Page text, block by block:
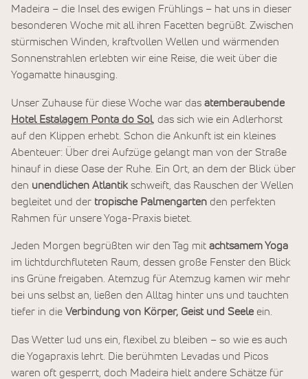
Madeira – die Insel des ewigen Frühlings – hat uns in dieser
besonderen Woche mit all ihren Facetten begrüßt. Zwischen
stürmischen Winden, kraftvollen Wellen und wärmenden
Sonnenstrahlen erlebten wir eine Reise, die weit über die
Yogamatte hinausging.
Unser Zuhause für diese Woche war das atemberaubende
Hotel Estalagem Ponta do Sol, das sich wie ein Adlerhorst
auf den Klippen erhebt. Schon die Ankunft ist ein kleines
Abenteuer: Über drei Aufzüge gelangt man von der Straße
hinauf in diese Oase der Ruhe. Ein Ort, an dem der Blick über
den unendlichen Atlantik schweift, das Rauschen der Wellen
begleitet und der tropische Palmengarten den perfekten
Rahmen für unsere Yoga-Praxis bietet.
Jeden Morgen begrüßten wir den Tag mit achtsamem Yoga
im lichtdurchfluteten Raum, dessen große Fenster den Blick
ins Grüne freigaben. Atemzug für Atemzug kamen wir mehr
bei uns selbst an, ließen den Alltag hinter uns und tauchten
tiefer in die Verbindung von Körper, Geist und Seele ein.
Das Wetter lud uns ein, flexibel zu bleiben – so wie es auch
die Yogapraxis lehrt. Die berühmten Levadas und Picos
waren oft gesperrt, doch Madeira hielt andere Schätze für